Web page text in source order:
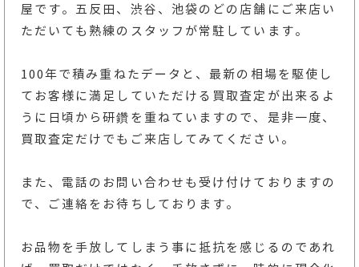
屋です。五反田、渋谷、池袋のどの店舗にご来店い
ただいても熟練のスタッフが常駐しています。
100年で積み重ねたデータと、最新の相場を駆使し
てお客様に満足していただける買取査定が出来るよ
うに日頃から研鑽を重ねていますので、是非一度、
買取査定だけでもご来店してみてください。
また、電話のお問い合わせも受け付けておりますの
で、ご連絡をお待ちしております。
お品物を手放してしまう事に抵抗を感じるのであれ